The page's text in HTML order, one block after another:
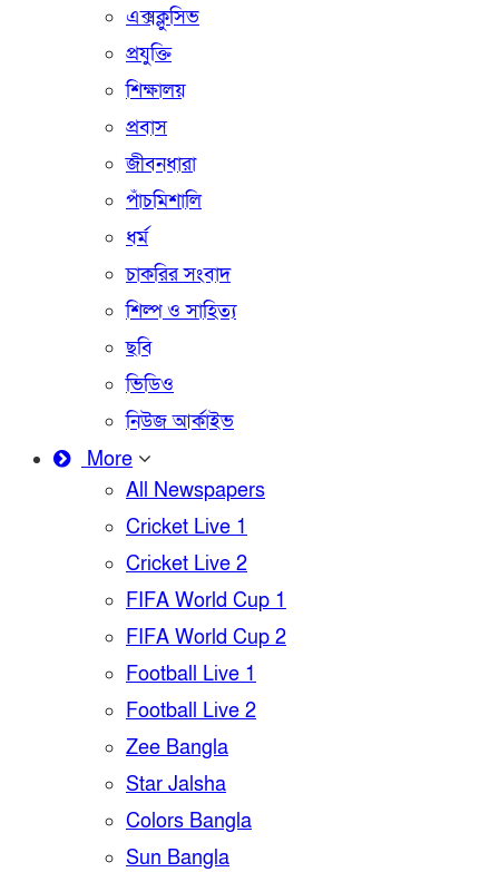
এক্সক্লুসিভ
প্রযুক্তি
শিক্ষালয়
প্রবাস
জীবনধারা
পাঁচমিশালি
ধর্ম
চাকরির সংবাদ
শিল্প ও সাহিত্য
ছবি
ভিডিও
নিউজ আর্কাইভ
More
All Newspapers
Cricket Live 1
Cricket Live 2
FIFA World Cup 1
FIFA World Cup 2
Football Live 1
Football Live 2
Zee Bangla
Star Jalsha
Colors Bangla
Sun Bangla